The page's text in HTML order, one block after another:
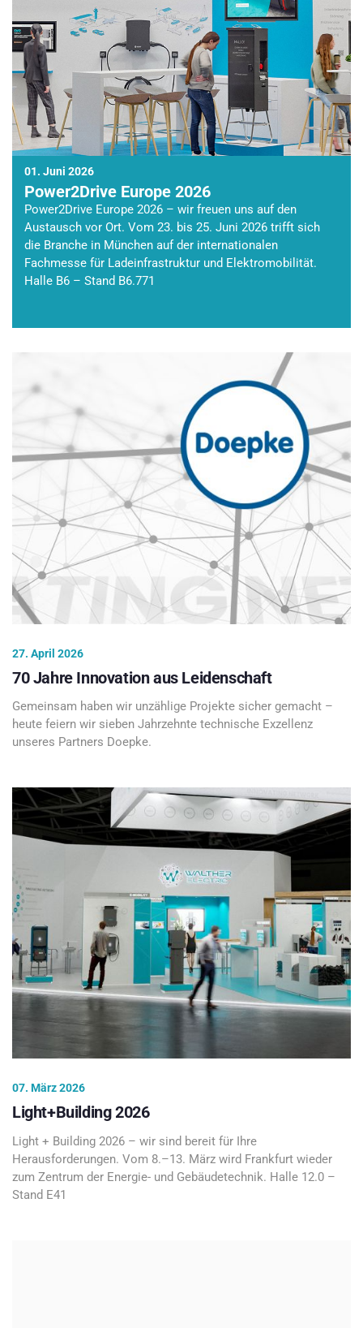
01. Juni 2026
Power2Drive Europe 2026
Power2Drive Europe 2026 – wir freuen uns auf den
Austausch vor Ort. Vom 23. bis 25. Juni 2026 trifft sich
die Branche in München auf der internationalen
Fachmesse für Ladeinfrastruktur und Elektromobilität.
Halle B6 – Stand B6.771
27. April 2026
70 Jahre Innovation aus Leidenschaft
Gemeinsam haben wir unzählige Projekte sicher gemacht –
heute feiern wir sieben Jahrzehnte technische Exzellenz
unseres Partners Doepke.
07. März 2026
Light+Building 2026
Light + Building 2026 – wir sind bereit für Ihre
Herausforderungen. Vom 8.–13. März wird Frankfurt wieder
zum Zentrum der Energie- und Gebäudetechnik. Halle 12.0 –
Stand E41